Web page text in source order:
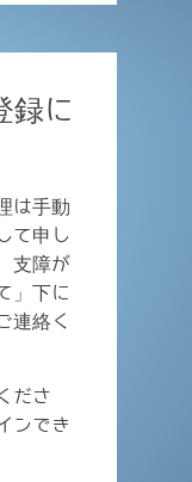
録に
は手動
て申し
支障が
」下に
連絡く
ださ
ンでき